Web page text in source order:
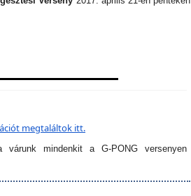
megtaláltok itt.
várunk mindenkit a G-PONG versenyen